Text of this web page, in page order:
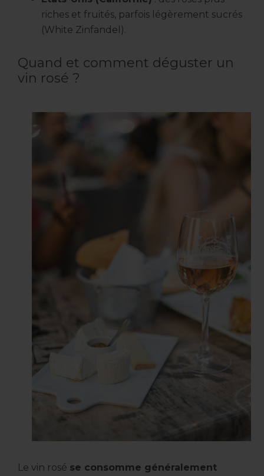
riches et fruités, parfois légèrement sucrés
(White Zinfandel).
Quand et comment déguster un
vin rosé ?
Le vin rosé se consomme généralement